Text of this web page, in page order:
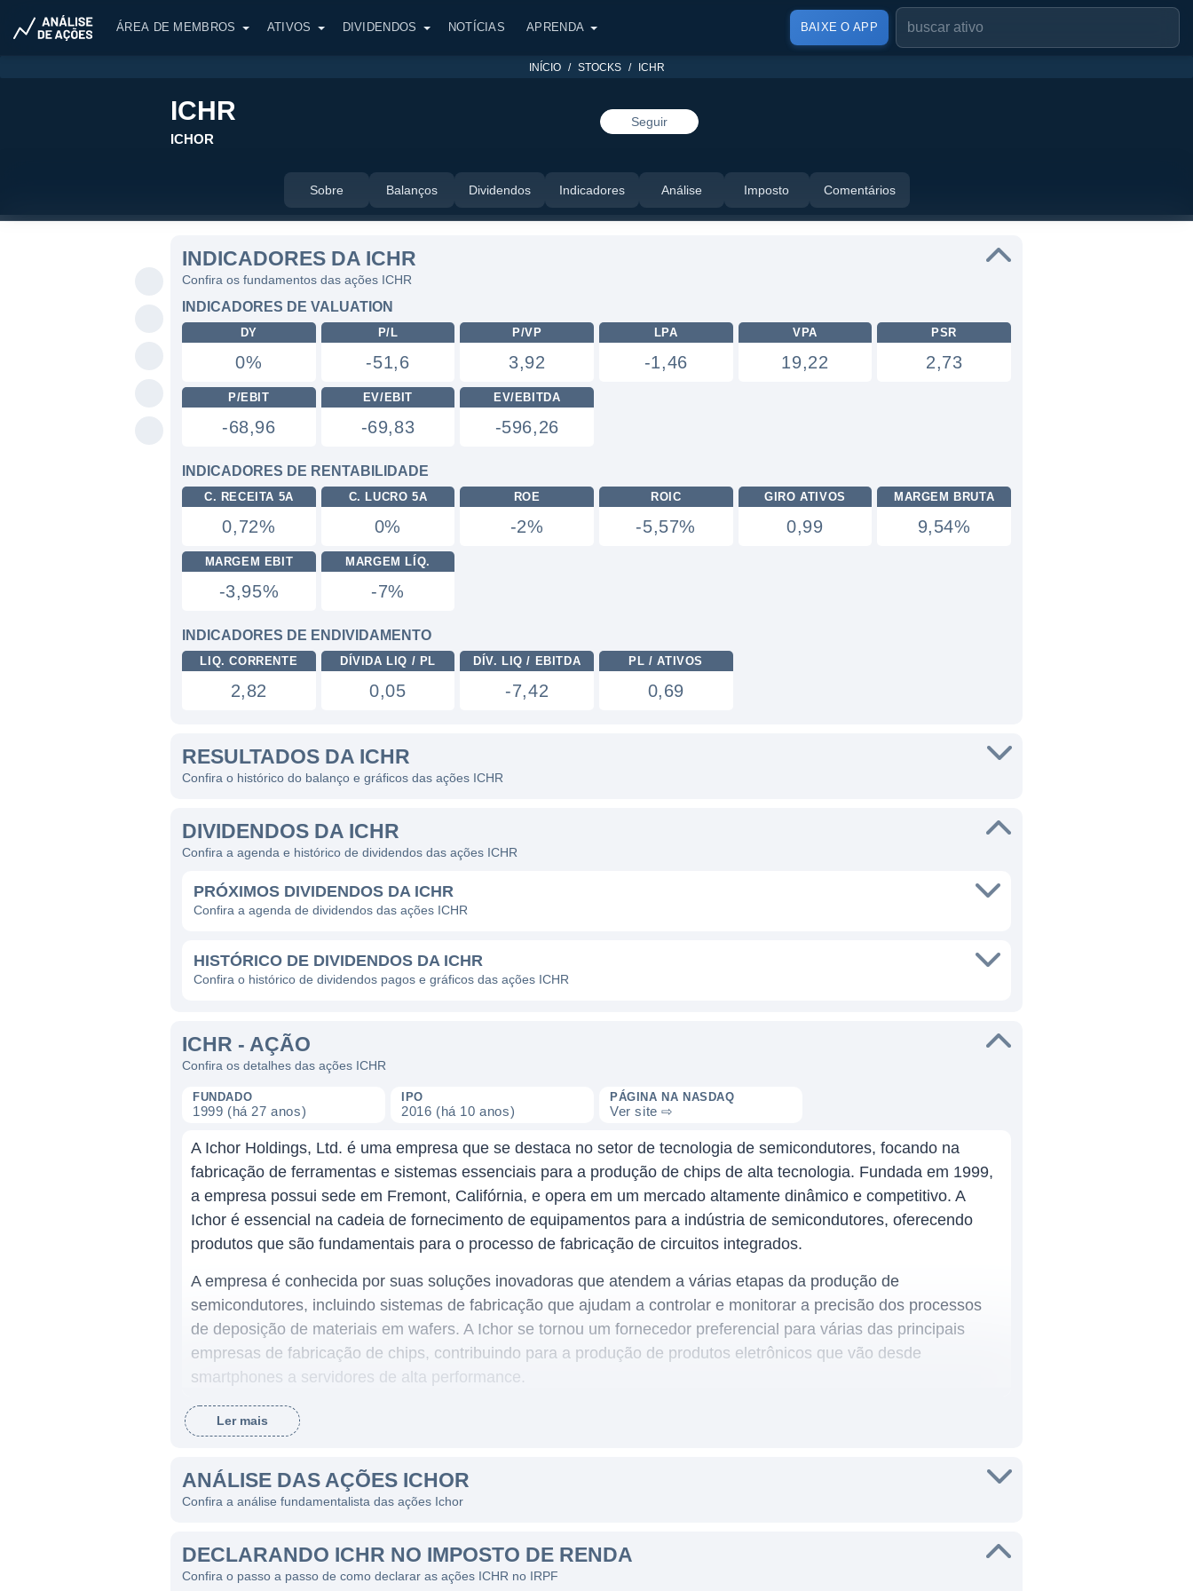
ÁREA DE MEMBROS ATIVOS DIVIDENDOS NOTÍCIAS APRENDA BAIXE O APP
INÍCIO STOCKS ICHR
ICHR
ICHOR
Seguir
Sobre Balanços Dividendos Indicadores Análise Imposto Comentários
INDICADORES DA ICHR
Confira os fundamentos das ações ICHR
INDICADORES DE VALUATION
DY
0%
P/L
-51,6
P/VP
3,92
LPA
-1,46
VPA
19,22
PSR
2,73
P/EBIT
-68,96
EV/EBIT
-69,83
EV/EBITDA
-596,26
INDICADORES DE RENTABILIDADE
C. RECEITA 5A
0,72%
C. LUCRO 5A
0%
ROE
-2%
ROIC
-5,57%
GIRO ATIVOS
0,99
MARGEM BRUTA
9,54%
MARGEM EBIT
-3,95%
MARGEM LÍQ.
-7%
INDICADORES DE ENDIVIDAMENTO
LIQ. CORRENTE
2,82
DÍVIDA LIQ / PL
0,05
DÍV. LIQ / EBITDA
-7,42
PL / ATIVOS
0,69
RESULTADOS DA ICHR
Confira o histórico do balanço e gráficos das ações ICHR
DIVIDENDOS DA ICHR
Confira a agenda e histórico de dividendos das ações ICHR
PRÓXIMOS DIVIDENDOS DA ICHR
Confira a agenda de dividendos das ações ICHR
HISTÓRICO DE DIVIDENDOS DA ICHR
Confira o histórico de dividendos pagos e gráficos das ações ICHR
ICHR - AÇÃO
Confira os detalhes das ações ICHR
FUNDADO
1999 (há 27 anos)
IPO
2016 (há 10 anos)
PÁGINA NA NASDAQ
Ver site ⇨
A Ichor Holdings, Ltd. é uma empresa que se destaca no setor de tecnologia de semicondutores, focando na
fabricação de ferramentas e sistemas essenciais para a produção de chips de alta tecnologia. Fundada em 1999,
a empresa possui sede em Fremont, Califórnia, e opera em um mercado altamente dinâmico e competitivo. A
Ichor é essencial na cadeia de fornecimento de equipamentos para a indústria de semicondutores, oferecendo
produtos que são fundamentais para o processo de fabricação de circuitos integrados.
A empresa é conhecida por suas soluções inovadoras que atendem a várias etapas da produção de
semicondutores, incluindo sistemas de fabricação que ajudam a controlar e monitorar a precisão dos processos
de deposição de materiais em wafers. A Ichor se tornou um fornecedor preferencial para várias das principais
empresas de fabricação de chips, contribuindo para a produção de produtos eletrônicos que vão desde
smartphones a servidores de alta performance.
ATUAÇÃO DA ICHOR
A Ichor atua predominantemente nos Estados Unidos, mas também tem presença em outros mercados globais,
incluindo a Ásia e a Europa, onde há uma forte demanda por tecnologia de semicondutores. As linhas de negócios
da Ichor abrangem produtos e serviços relacionados a ferramentas e equipamentos usados na fabricação de
gestão de gases industriais, que são componentes essenciais na fabricação de chips.
Ler mais
ANÁLISE DAS AÇÕES ICHOR
Confira a análise fundamentalista das ações Ichor
DECLARANDO ICHR NO IMPOSTO DE RENDA
Confira o passo a passo de como declarar as ações ICHR no IRPF